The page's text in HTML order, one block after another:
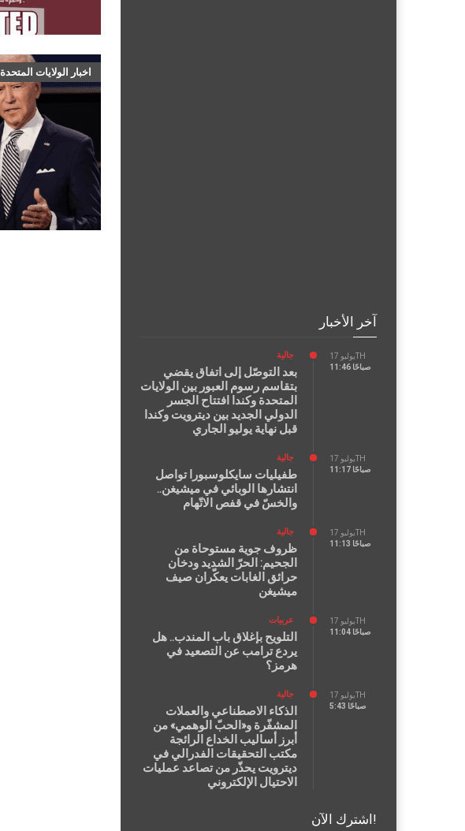
اخبار الولايات المتحدة
آخر الأخبار
يوليو 17TH
11:46 صباحًا
جالية
بعد التوصّل إلى اتفاق يقضي
بتقاسم رسوم العبور بين الولايات
المتحدة وكندا افتتاح الجسر
الدولي الجديد بين ديترويت وكندا
قبل نهاية يوليو الجاري
يوليو 17TH
11:17 صباحًا
جالية
طفيليات سايكلوسبورا تواصل
انتشارها الوبائي في ميشيغن..
والخسّ في قفص الاتّهام
يوليو 17TH
11:13 صباحًا
جالية
ظروف جوية مستوحاة من
الجحيم: الحرّ الشديد ودخان
حرائق الغابات يعكّران صيف
ميشيغن
يوليو 17TH
11:04 صباحًا
عربيات
التلويح بإغلاق باب المندب.. هل
يردع ترامب عن التصعيد في
هرمز؟
يوليو 17TH
5:43 صباحًا
جالية
الذكاء الاصطناعي والعملات
المشفّرة و«الحبّ الوهمي» من
أبرز أساليب الخداع الرائجة
مكتب التحقيقات الفدرالي في
ديترويت يحذّر من تصاعد عمليات
الاحتيال الإلكتروني
اشترك الآن!